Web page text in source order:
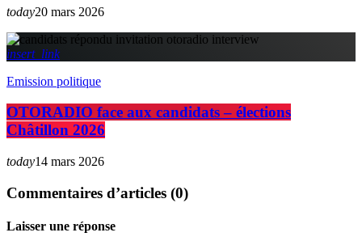
today20 mars 2026
insert_link
Emission politique
OTORADIO face aux candidats – élections
Châtillon 2026
today14 mars 2026
Commentaires d’articles (0)
Laisser une réponse